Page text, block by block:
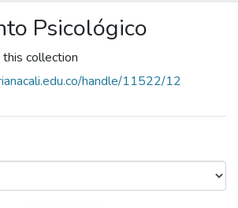
Psicológico
collection
handle/11522/12